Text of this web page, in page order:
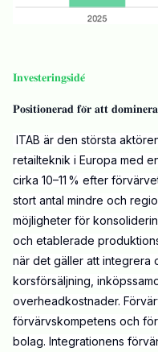
𝐈𝐧𝐯𝐞𝐬𝐭𝐞𝐫𝐢𝐧𝐠𝐬𝐢𝐝𝐞́
𝐏𝐨𝐬𝐢𝐭𝐢𝐨𝐧𝐞𝐫𝐚𝐝 𝐟𝐨̈𝐫 𝐚𝐭𝐭
ITAB är den största
retailteknik i Europa med
cirka 10–11 % efter
stort antal mindre och
möjligheter för
och etablerade
när det gäller att integrera
korsförsäljning,
overheadkostnader.
förvärvskompetens och
bolag. Integrationens